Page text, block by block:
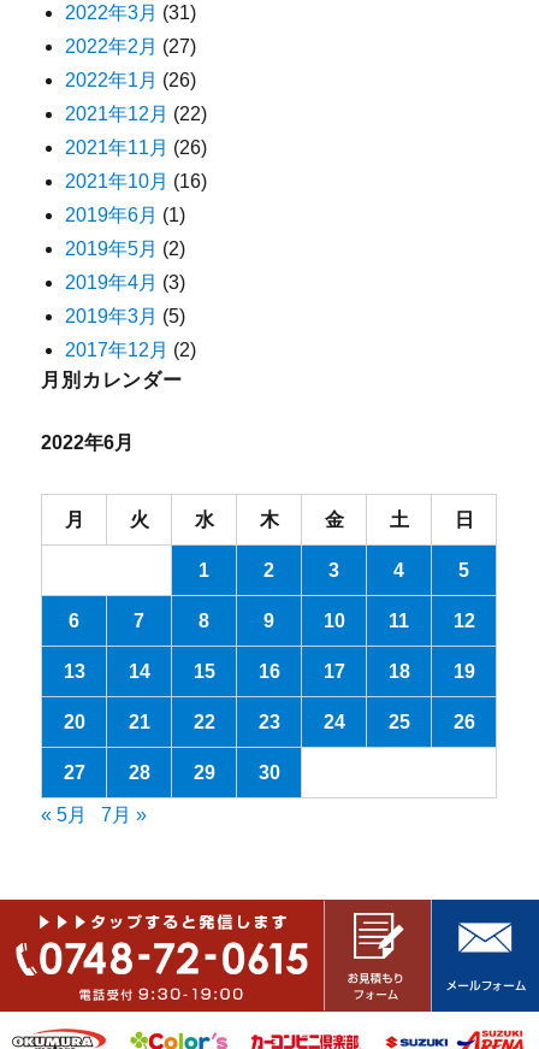
2022年3月 (31)
2022年2月 (27)
2022年1月 (26)
2021年12月 (22)
2021年11月 (26)
2021年10月 (16)
2019年6月 (1)
2019年5月 (2)
2019年4月 (3)
2019年3月 (5)
2017年12月 (2)
月別カレンダー
2022年6月
月 火 水 木 金 土 日
1 2 3 4 5
6 7 8 9 10 11 12
13 14 15 16 17 18 19
20 21 22 23 24 25 26
27 28 29 30
« 5月 7月 »